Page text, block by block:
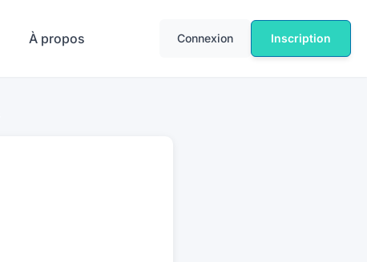
À propos Connexion Inscription